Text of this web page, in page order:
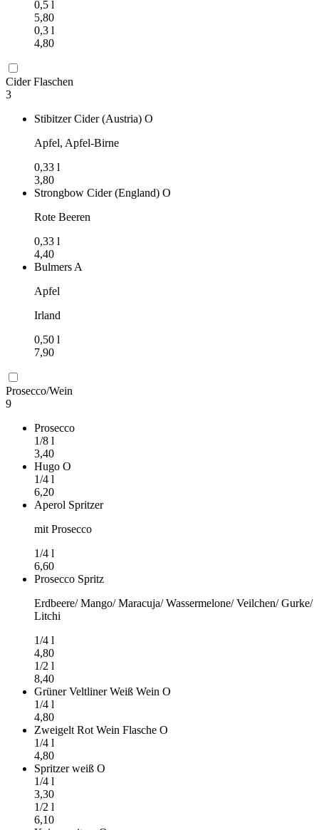
0,5 l
5,80
0,3 l
4,80
Cider Flaschen
3
Stibitzer Cider (Austria) O
Apfel, Apfel-Birne
0,33 l
3,80
Strongbow Cider (England) O
Rote Beeren
0,33 l
4,40
Bulmers A
Apfel
Irland
0,50 l
7,90
Prosecco/Wein
9
Prosecco
1/8 l
3,40
Hugo O
1/4 l
6,20
Aperol Spritzer
mit Prosecco
1/4 l
6,60
Prosecco Spritz
Erdbeere/ Mango/ Maracuja/ Wassermelone/ Veilchen/ Gurke/
Litchi
1/4 l
4,80
1/2 l
8,40
Grüner Veltliner Weiß Wein O
1/4 l
4,80
Zweigelt Rot Wein Flasche O
1/4 l
4,80
Spritzer weiß O
1/4 l
3,30
1/2 l
6,10